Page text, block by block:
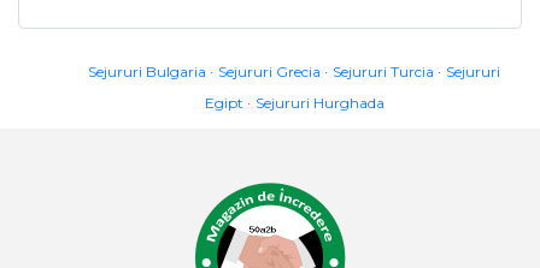
Sejururi Bulgaria Sejururi Grecia Sejururi Turcia
Sejururi
Egipt
Sejururi Hurghada